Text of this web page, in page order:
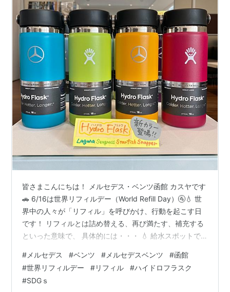
皆さまこんにちは！ メルセデス・ベンツ函館 カスヤです
🚗 6/16は世界リフィルデー（World Refill Day）🚰💧 世
界中の人々が「リフィル」を呼びかけ、行動を起こす日
です！ リフィルとは詰め替える、再び満たす、補充する
といった意味で、 具体的には・・・ 💧 給水スポットで
アウト 🍱 お惣菜をマイタッパーで購入 など、使い捨て
容器を減らす様々な行動のこと！ 「リデュース」「リユ
ース」とともに、 無駄な資源の使用を回避し、CO２排出
# メルセデス #ベンツ # メルセデスベンツ #函館
#世界リフィルデー #リフィル #ハイドロフラスク
#SDGｓ